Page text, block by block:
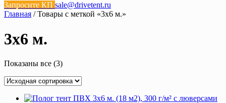
Запросите КП sale@drivetent.ru
Главная / Товары с меткой «3х6 м.»
3х6 м.
Показаны все (3)